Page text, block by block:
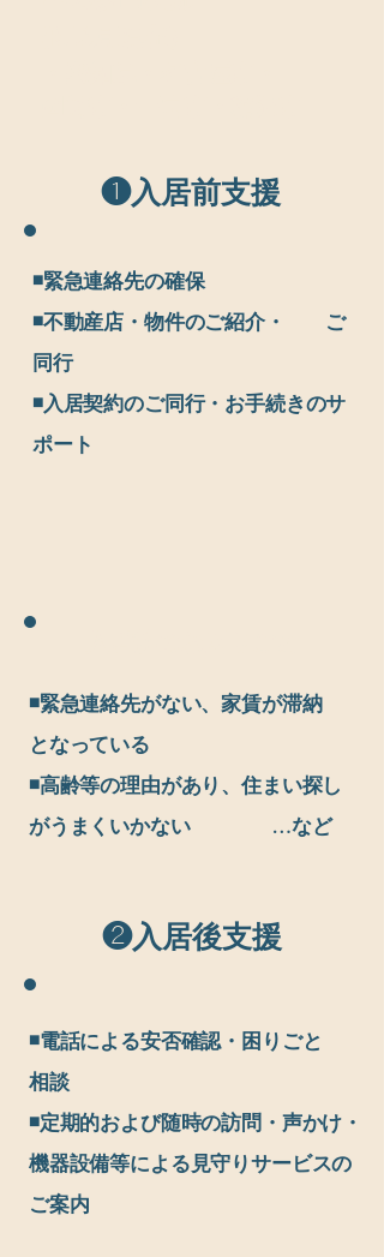
​❶入居前支援
◾️緊急連絡先の確保
◾️不動産店・物件のご紹介・ ご
同行
◾️入居契約のご同行・お手続きのサ
ポート
◾️緊急連絡先がない、家賃が滞納
となっている
◾️高齢等の理由があり、住まい探し
​がうまくいかない …など
❷入居後支援
◾️電話による安否確認・困りごと
相談
◾️定期的および随時の訪問・声かけ・
機器設備等による見守りサービスの
ご案内